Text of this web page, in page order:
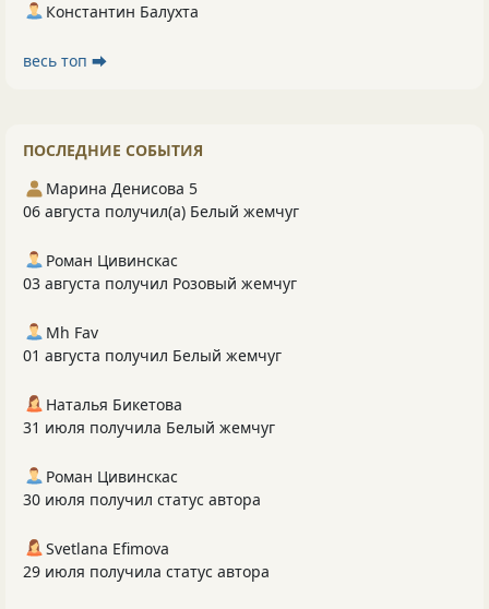
Константин Балухта
весь топ ⮕
ПОСЛЕДНИЕ СОБЫТИЯ
Марина Денисова 5
06 августа получил(а) Белый жемчуг
Роман Цивинскас
03 августа получил Розовый жемчуг
Mh Fav
01 августа получил Белый жемчуг
Наталья Бикетова
31 июля получила Белый жемчуг
Роман Цивинскас
30 июля получил статус автора
Svetlana Efimova
29 июля получила статус автора